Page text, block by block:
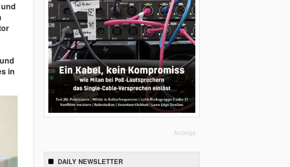
in
Anzeige
DAILY NEWSLETTER